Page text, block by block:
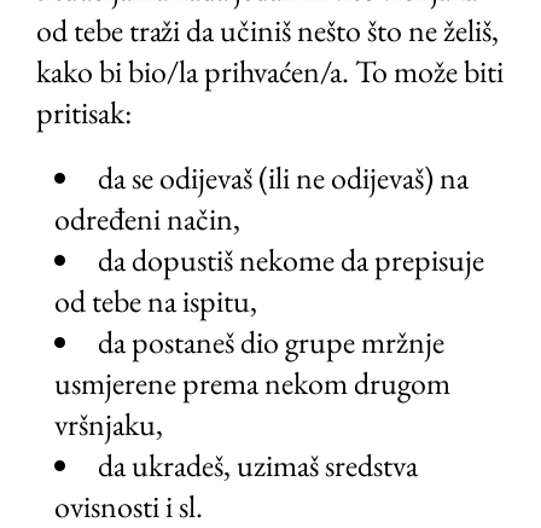
od tebe traži da učiniš nešto što ne želiš,
kako bi bio/la prihvaćen/a. To može biti
pritisak:
da se odijevaš (ili ne odijevaš) na
određeni način,
da dopustiš nekome da prepisuje
od tebe na ispitu,
da postaneš dio grupe mržnje
usmjerene prema nekom drugom
vršnjaku,
da ukradeš, uzimaš sredstva
ovisnosti i sl.